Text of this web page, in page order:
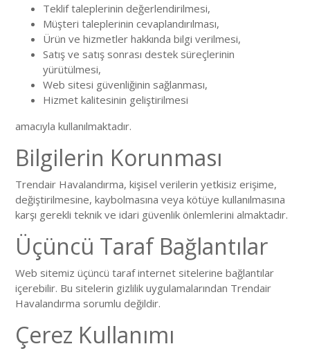
Teklif taleplerinin değerlendirilmesi,
Müşteri taleplerinin cevaplandırılması,
Ürün ve hizmetler hakkında bilgi verilmesi,
Satış ve satış sonrası destek süreçlerinin
yürütülmesi,
Web sitesi güvenliğinin sağlanması,
Hizmet kalitesinin geliştirilmesi
amacıyla kullanılmaktadır.
Bilgilerin Korunması
Trendair Havalandırma, kişisel verilerin yetkisiz erişime,
değiştirilmesine, kaybolmasına veya kötüye kullanılmasına
karşı gerekli teknik ve idari güvenlik önlemlerini almaktadır.
Üçüncü Taraf Bağlantılar
Web sitemiz üçüncü taraf internet sitelerine bağlantılar
içerebilir. Bu sitelerin gizlilik uygulamalarından Trendair
Havalandırma sorumlu değildir.
Çerez Kullanımı